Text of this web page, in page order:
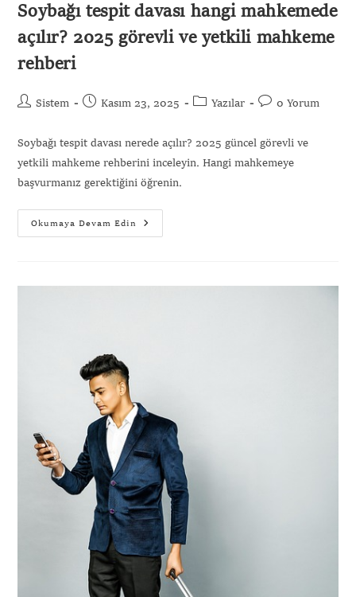
Soybağı tespit davası hangi mahkemede
açılır? 2025 görevli ve yetkili mahkeme
rehberi
Sistem Kasım 23, 2025 Yazılar 0 Yorum
Soybağı tespit davası nerede açılır? 2025 güncel görevli ve
yetkili mahkeme rehberini inceleyin. Hangi mahkemeye
başvurmanız gerektiğini öğrenin.
Okumaya Devam Edin